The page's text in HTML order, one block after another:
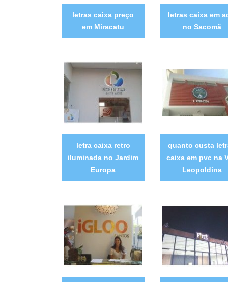
letras caixa preço
em Miracatu
letras caixa em
no Sacomã
letra caixa retro
iluminada no Jardim
Europa
quanto custa
caixa em pvc na
Leopoldina